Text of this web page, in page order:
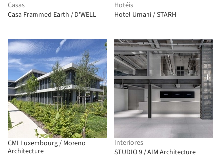
Casas
Casa Frammed Earth / D'WELL
Hotéis
Hotel Umani / STARH
CMI Luxembourg / Moreno
Architecture
Interiores
STUDIO 9 / AIM Architecture